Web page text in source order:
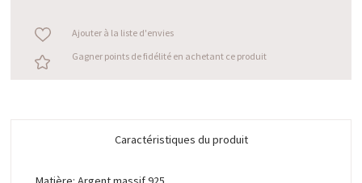
Ajouter à la liste d'envies
Gagner points de fidélité en achetant ce produit
Caractéristiques du produit